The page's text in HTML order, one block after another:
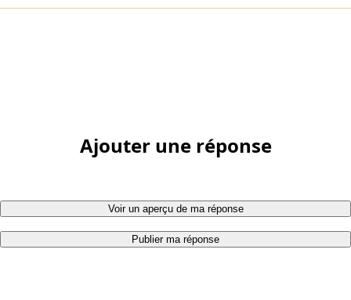
Ajouter une réponse
Voir un aperçu de ma réponse
Publier ma réponse